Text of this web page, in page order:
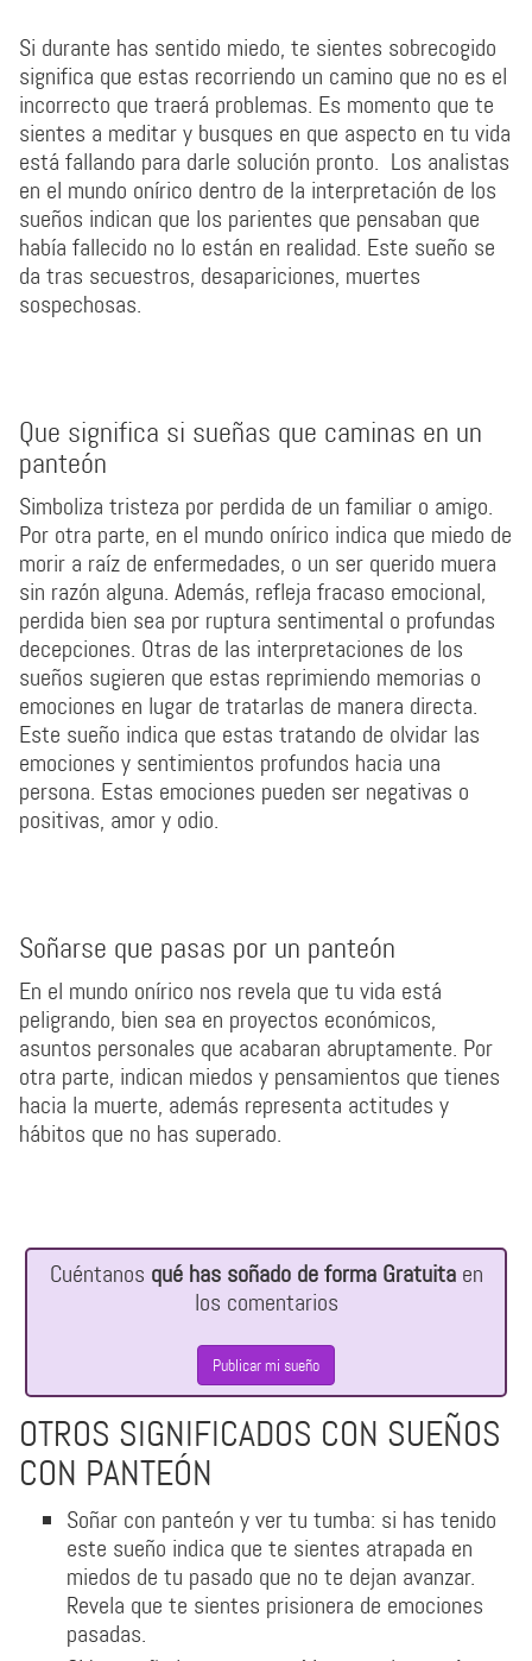
Si durante has sentido miedo, te sientes sobrecogido
significa que estas recorriendo un camino que no es el
incorrecto que traerá problemas. Es momento que te
sientes a meditar y busques en que aspecto en tu vida
está fallando para darle solución pronto. Los analistas
en el mundo onírico dentro de la interpretación de los
sueños indican que los parientes que pensaban que
había fallecido no lo están en realidad. Este sueño se
da tras secuestros, desapariciones, muertes
sospechosas.
Que significa si sueñas que caminas en un
panteón
Simboliza tristeza por perdida de un familiar o amigo.
Por otra parte, en el mundo onírico indica que miedo de
morir a raíz de enfermedades, o un ser querido muera
sin razón alguna. Además, refleja fracaso emocional,
perdida bien sea por ruptura sentimental o profundas
decepciones. Otras de las interpretaciones de los
sueños sugieren que estas reprimiendo memorias o
emociones en lugar de tratarlas de manera directa.
Este sueño indica que estas tratando de olvidar las
emociones y sentimientos profundos hacia una
persona. Estas emociones pueden ser negativas o
positivas, amor y odio.
Soñarse que pasas por un panteón
En el mundo onírico nos revela que tu vida está
peligrando, bien sea en proyectos económicos,
asuntos personales que acabaran abruptamente. Por
otra parte, indican miedos y pensamientos que tienes
hacia la muerte, además representa actitudes y
hábitos que no has superado.
Cuéntanos qué has soñado de forma Gratuitaen
los comentarios
Publicar mi sueño
OTROS SIGNIFICADOS CON SUEÑOS
CON PANTEÓN
Soñar con panteón y ver tu tumba: si has tenido
este sueño indica que te sientes atrapada en
miedos de tu pasado que no te dejan avanzar.
Revela que te sientes prisionera de emociones
pasadas.